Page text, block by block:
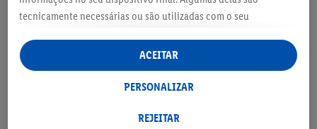
Loja Lidl
tecnicamente necessárias ou são utilizadas com o seu
estatísticas ou para publicidade personalizada dentro e fora
dos serviços Lidl. Se for membro do programa Lidl Plus, os
dados relativos ao seu comportamento de compra na loja
Ao clicar em "Personalizar", pode autorizar finalidades de
REJEITAR
PERSONALIZAR
ACEITAR